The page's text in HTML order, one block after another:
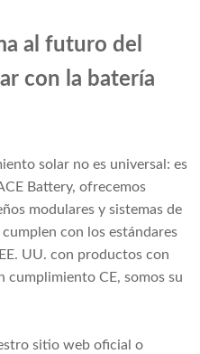
al futuro del
con la batería
solar no es universal: es
Battery, ofrecemos
modulares y sistemas de
con los estándares
UU. con productos con
cumplimiento CE, somos su
sitio web oficial o